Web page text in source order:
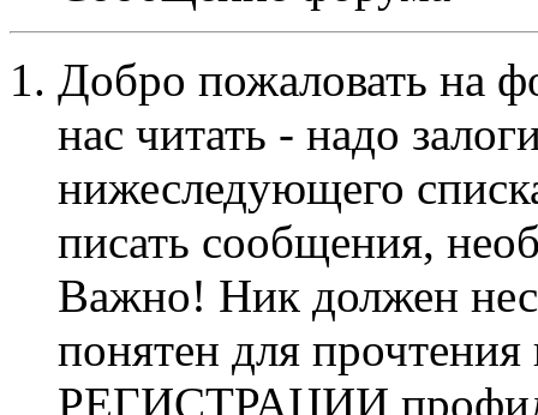
Добро пожаловать на
нас читать - надо
нижеследующего
писать сообщения,
Важно! Ник должен
понятен для
РЕГИСТРАЦИИ профиль